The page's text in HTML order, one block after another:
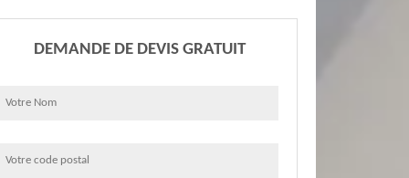
DEMANDE DE DEVIS GRATUIT